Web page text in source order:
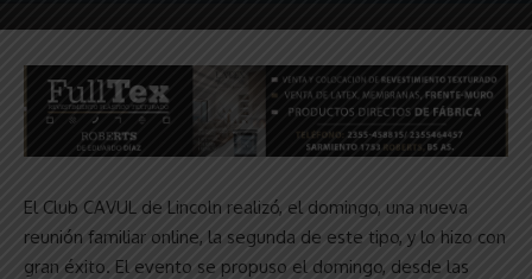
El Club CAVUL de Lincoln realizó, el domingo, una nueva
reunión familiar online, la segunda de este tipo, y lo hizo con
gran éxito. El evento se propuso el domingo, desde las